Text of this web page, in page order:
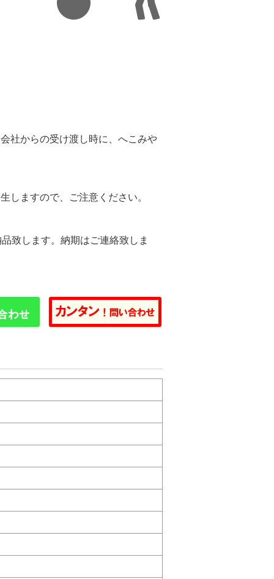
社からの受け渡し時に、へこみや
しますので、ご注意ください。
致します。納期はご連絡致しま